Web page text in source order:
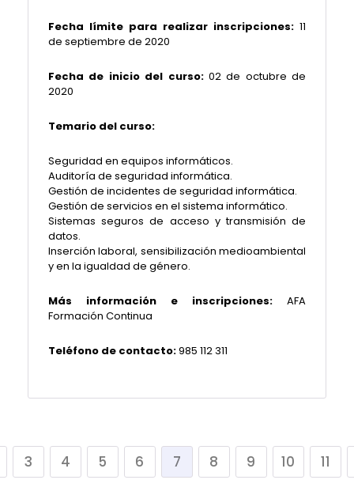
Fecha límite para realizar inscripciones: 11
de septiembre de 2020
Fecha de inicio del curso:02 de octubre de
2020
Temario del curso:
Seguridad en equipos informáticos.
Auditoría de seguridad informática.
Gestión de incidentes de seguridad informática.
Gestión de servicios en el sistema informático.
Sistemas seguros de acceso y transmisión de
datos.
Inserción laboral, sensibilización medioambiental
y en la igualdad de género.
Más información e inscripciones: AFA
Formación Continua
Teléfono de contacto:985 112 311
3 4 5 6 7 8 9 10 11